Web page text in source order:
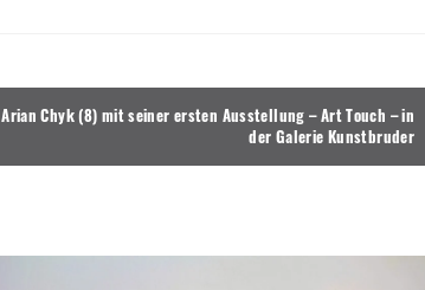
Arian Chyk (8) mit seiner ersten Ausstellung – Art Touch – in
der Galerie Kunstbruder